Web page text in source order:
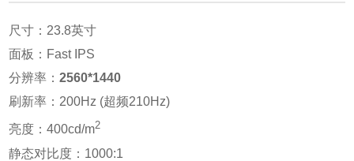
尺寸：23.8英寸
面板：Fast IPS
分辨率：2560*1440
刷新率：200Hz (超频210Hz)
亮度：400cd/m2
静态对比度：1000:1